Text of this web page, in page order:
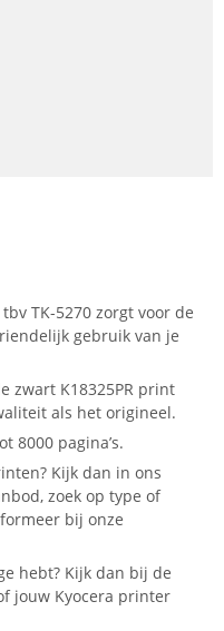
TK-5270 zorgt voor de
gebruik van je
zwart K18325PR print
als het origineel.
8000 pagina’s.
Kijk dan in ons
zoek op type of
bij onze
hebt? Kijk dan bij de
of jouw Kyocera printer